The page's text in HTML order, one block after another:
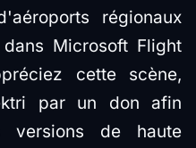
régionaux
Microsoft Flight
cette scène,
par un don afin
versions de haute